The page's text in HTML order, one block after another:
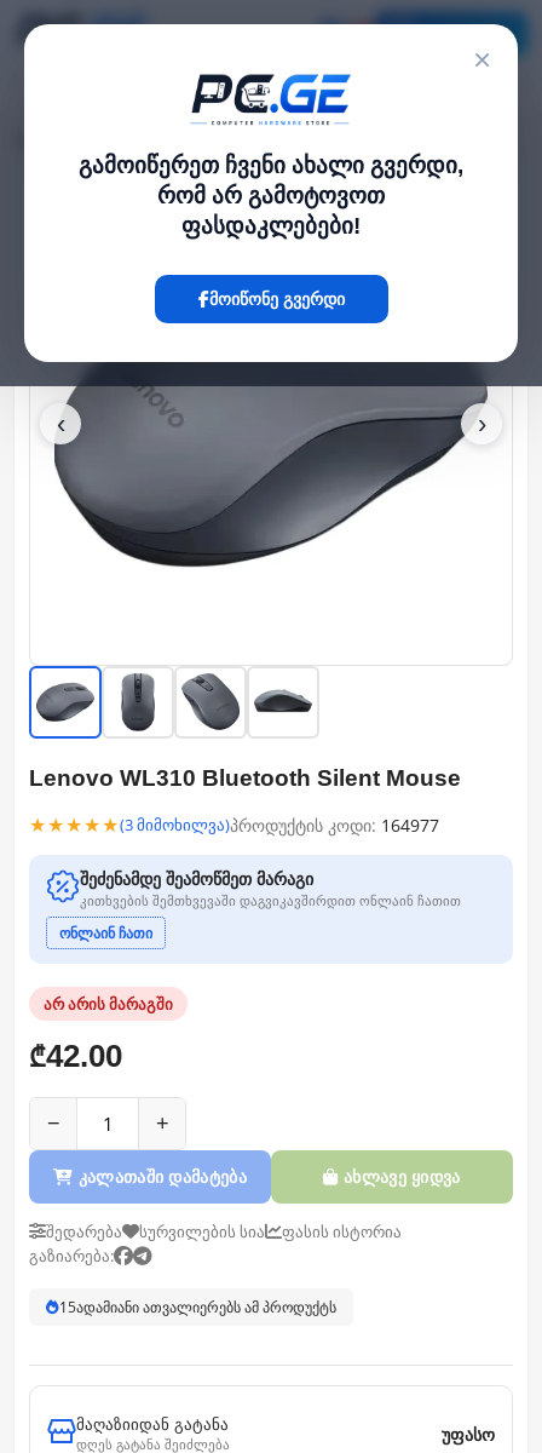
×
გამოიწერეთ ჩვენი ახალი გვერდი,
რომ არ გამოტოვოთ
ფასდაკლებები!
მოიწონე გვერდი
‹ ›
Lenovo WL310 Bluetooth Silent Mouse
★★★★★(3 მიმოხილვა)პროდუქტის კოდი: 164977
შეძენამდე შეამოწმეთ მარაგი
კითხვების შემთხვევაში დაგვიკავშირდით ონლაინ ჩათით
ონლაინ ჩათი
არ არის მარაგში
₾42.00
− +
კალათაში დამატება ახლავე ყიდვა
შედარება სურვილების სია
ფასის ისტორია
გაზიარება:
15ადამიანი ათვალიერებს ამ პროდუქტს
მაღაზიიდან გატანა
დღეს გატანა შეიძლება
უფასო